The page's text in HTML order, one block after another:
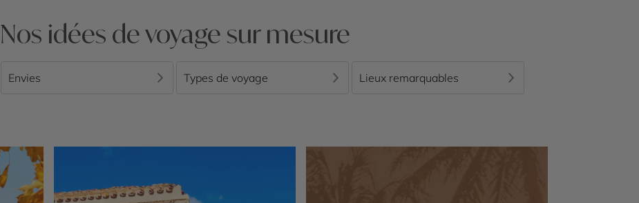
Nos idées de voyage sur mesure
Envies Types de voyage Lieux remarquables